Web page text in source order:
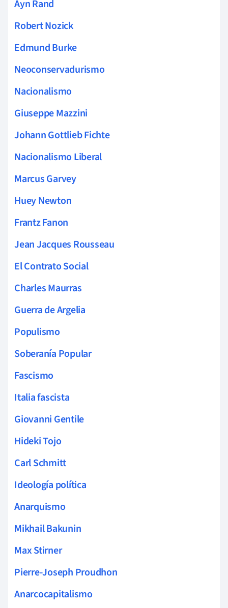
Ayn Rand
Robert Nozick
Edmund Burke
Neoconservadurismo
Nacionalismo
Giuseppe Mazzini
Johann Gottlieb Fichte
Nacionalismo Liberal
Marcus Garvey
Huey Newton
Frantz Fanon
Jean Jacques Rousseau
El Contrato Social
Charles Maurras
Guerra de Argelia
Populismo
Soberanía Popular
Fascismo
Italia fascista
Giovanni Gentile
Hideki Tojo
Carl Schmitt
Ideología política
Anarquismo
Mikhail Bakunin
Max Stirner
Pierre-Joseph Proudhon
Anarcocapitalismo